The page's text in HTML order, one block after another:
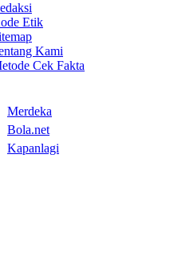
Etik
Kami
Cek Fakta
Merdeka
Bola.net
Kapanlagi